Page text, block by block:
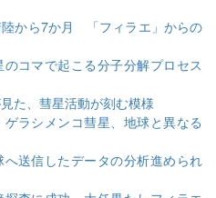
陸から7か月 「フィラエ」からの
のコマで起こる分子分解プロセス
見た、彗星活動が刻む模様
ラシメンコ彗星、地球と異なる
へ送信したデータの分析進められ